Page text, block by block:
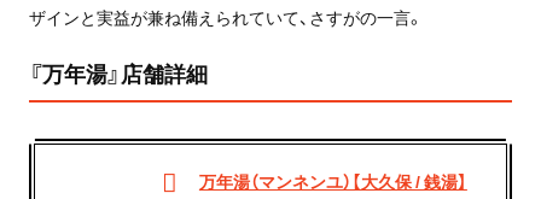
ザインと実益が兼ね備えられていて、さすがの一言。
『万年湯』店舗詳細
万年湯（マンネンユ）【大久保 / 銭湯】